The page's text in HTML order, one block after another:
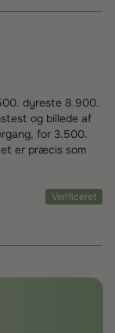
dyreste 8.900.
og billede af
for 3.500.
er præcis som
Verificeret